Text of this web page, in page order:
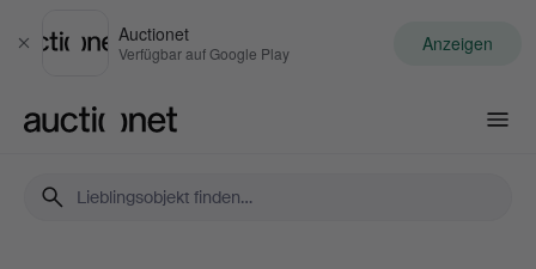
Schließen
Auctionet
Verfügbar auf Google Play Anzeigen